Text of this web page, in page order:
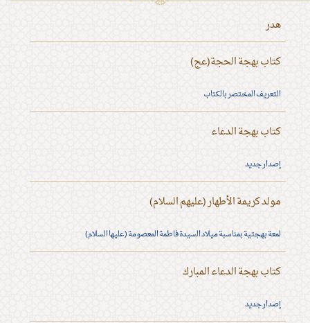
هدر
كتاب بهجة الحجة(عج)
التعريف المختصر بالكتاب
كتاب بهجة الدعاء
إصدار جديد
مولد كريمة الأطهار (عليهم السلام)
لمعة بهجتية بمناسبة ميلاد السيدة فاطمة المعصومة (عليها السلام)
كتاب بهجة الدعاء المبارك
إصدار جديد